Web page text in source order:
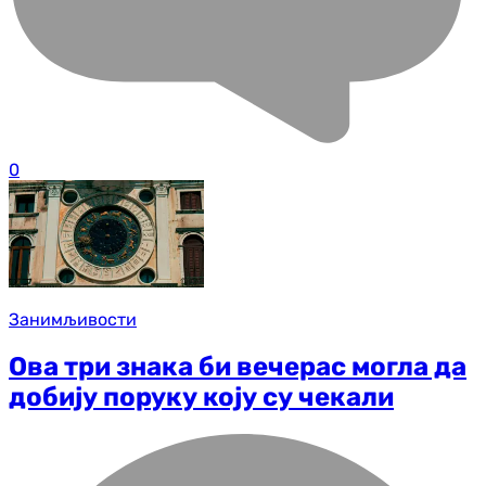
0
Занимљивости
Ова три знака би вечерас могла да
добију поруку коју су чекали